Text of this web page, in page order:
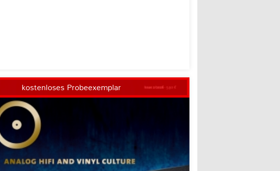
kostenloses Probeexemplar